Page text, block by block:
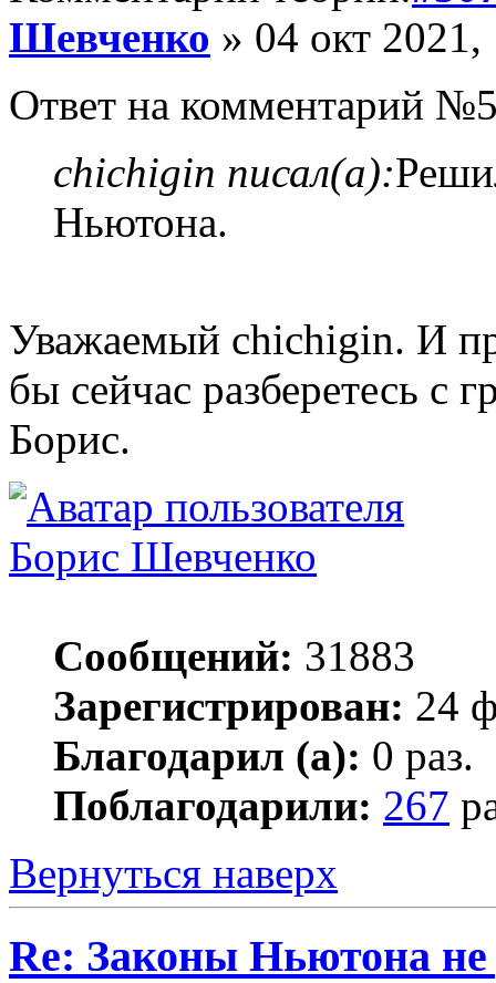
Шевченко » 04 окт 2021,
Ответ на комментарий
chichigin писал(а):
Ньютона.
Уважаемый chichigin. И
бы сейчас разберетесь с
Борис.
Борис Шевченко
Сообщений: 31883
Зарегистрирован: 24
Благодарил (а): 0 раз.
Поблагодарили: 267
Вернуться наверх
Re: Законы Ньютона не